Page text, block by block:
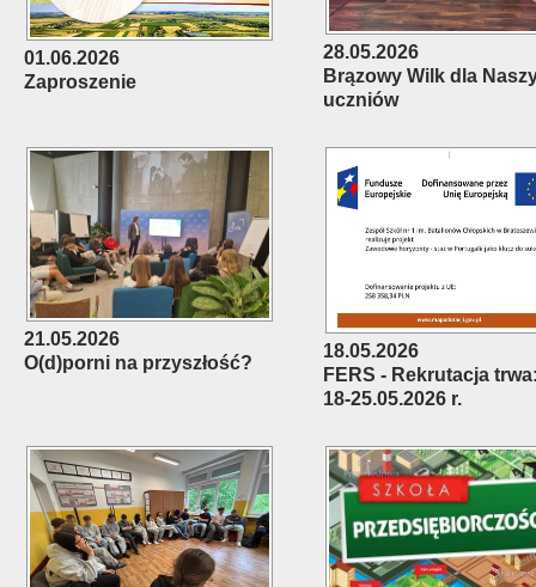
01.06.2026
Zaproszenie
28.05.2026
Brązowy Wilk dla
uczniów
21.05.2026
O(d)porni na przyszłość?
18.05.2026
FERS - Rekrutacja
18-25.05.2026 r.